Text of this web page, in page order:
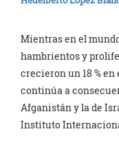
Mientras en el
hambrientos y
crecieron un 18 % en
continúa a
Afganistán y la de
Instituto